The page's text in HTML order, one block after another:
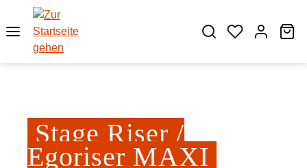
Zum Hauptinhalt springen
Stage Riser /
Egoriser MAXI